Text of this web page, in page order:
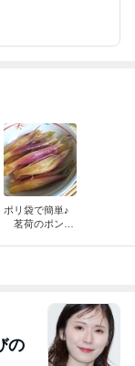
ポリ袋で簡単♪
茗荷のポン酢
の